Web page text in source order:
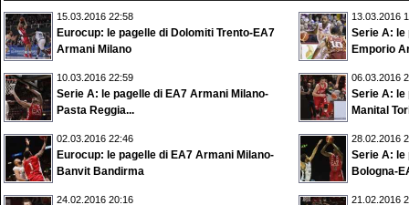
15.03.2016 22:58
Eurocup: le pagelle di Dolomiti Trento-EA7
Armani Milano
13.03.2016
Serie A: le
Emporio
10.03.2016 22:59
Serie A: le pagelle di EA7 Armani Milano-
Pasta Reggia...
06.03.2016
Serie A: le
Manital
02.03.2016 22:46
Eurocup: le pagelle di EA7 Armani Milano-
Banvit Bandirma
28.02.2016
Serie A: le
Bologna-
24.02.2016 20:16 21.02.2016